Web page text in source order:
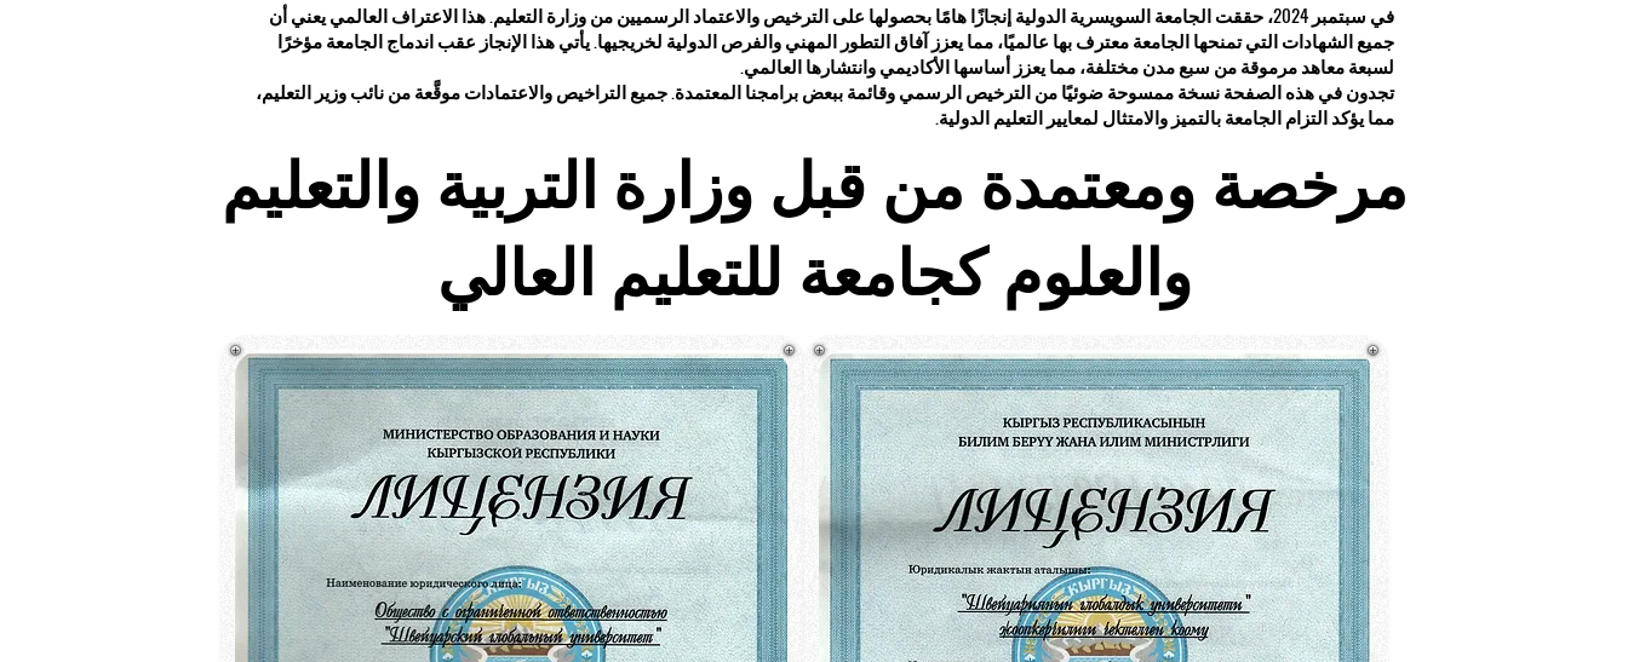
في سبتمبر 2024، حققت الجامعة السويسرية الدولية إنجازًا هامًا بحصولها على الترخيص والاعتماد الرسميين من وزارة التعليم. هذا الاعتراف العالمي يعني أن
جميع الشهادات التي تمنحها الجامعة معترف بها عالميًا، مما يعزز آفاق التطور المهني والفرص الدولية لخريجيها. يأتي هذا الإنجاز عقب اندماج الجامعة مؤخرًا
لسبعة معاهد مرموقة من سبع مدن مختلفة، مما يعزز أساسها الأكاديمي وانتشارها العالمي.
تجدون في هذه الصفحة نسخة ممسوحة ضوئيًا من الترخيص الرسمي وقائمة ببعض برامجنا المعتمدة. جميع التراخيص والاعتمادات موقَّعة من نائب وزير التعليم،
مما يؤكد التزام الجامعة بالتميز والامتثال لمعايير التعليم الدولية.
مرخصة ومعتمدة من قبل وزارة التربية والتعليم
والعلوم كجامعة للتعليم العالي